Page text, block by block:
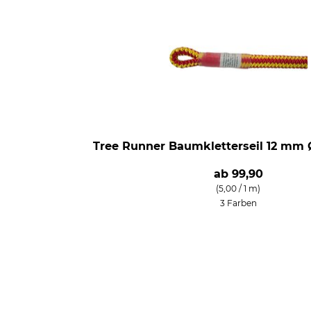
Tree Runner Baumkletterseil 12 mm
ab 99,90
(5,00 / 1 m)
3 Farben